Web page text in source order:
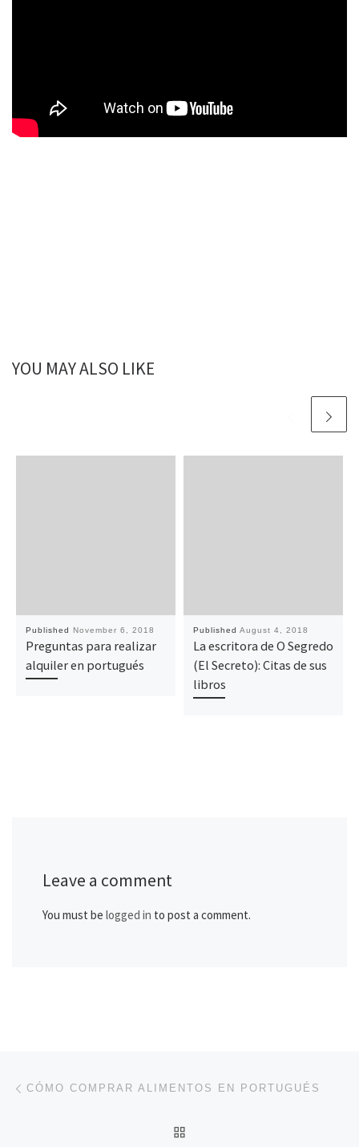
YOU MAY ALSO LIKE
Published November 6, 2018
Preguntas para realizar
alquiler en portugués
Published August 4, 2018
La escritora de O Segredo
(El Secreto): Citas de sus
libros
Leave a comment
You must be logged in to post a comment.
Post navigation
CÓMO COMPRAR ALIMENTOS EN PORTUGUÉS